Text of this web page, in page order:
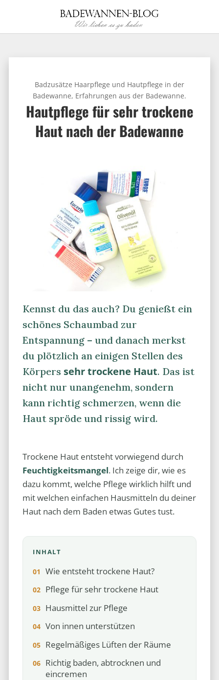
Hautpflege für sehr trockene
Haut nach der Badewanne
Badzusätze Haarpflege und Hautpflege in der
Badewanne, Erfahrungen aus der Badewanne.
Kennst du das auch? Du genießt ein
schönes Schaumbad zur
Entspannung – und danach merkst
du plötzlich an einigen Stellen des
Körpers sehr trockene Haut. Das ist
nicht nur unangenehm, sondern
kann richtig schmerzen, wenn die
Haut spröde und rissig wird.
Trockene Haut entsteht vorwiegend durch
Feuchtigkeitsmangel. Ich zeige dir, wie es
dazu kommt, welche Pflege wirklich hilft und
mit welchen einfachen Hausmitteln du deiner
Haut nach dem Baden etwas Gutes tust.
INHALT
Wie entsteht trockene Haut?
Pflege für sehr trockene Haut
Hausmittel zur Pflege
Von innen unterstützen
Regelmäßiges Lüften der Räume
Richtig baden, abtrocknen und
eincremen